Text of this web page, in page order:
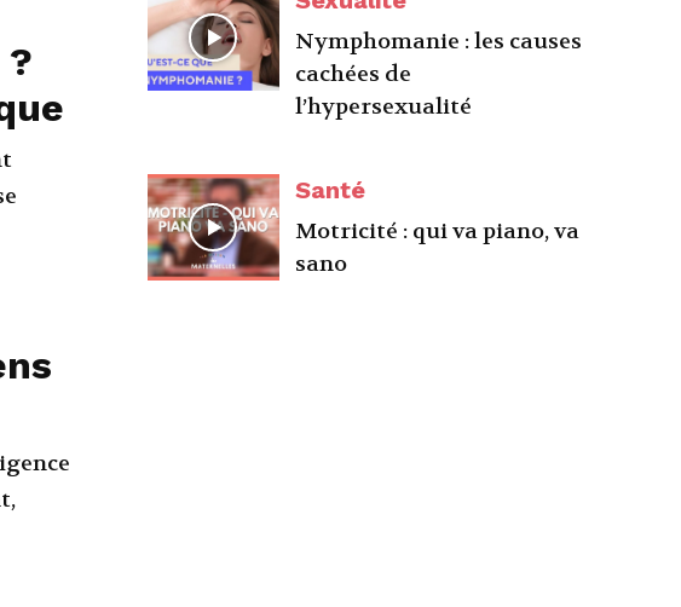
Nymphomanie : les causes
cachées de
l’hypersexualité
Santé
Motricité : qui va piano, va
sano